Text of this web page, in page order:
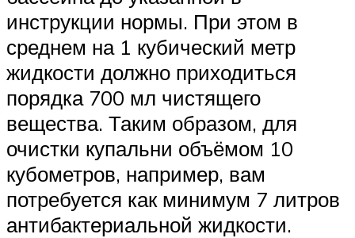
инструкции нормы. При этом в
среднем на 1 кубический метр
жидкости должно приходиться
порядка 700 мл чистящего
вещества. Таким образом, для
очистки купальни объёмом 10
кубометров, например, вам
потребуется как минимум 7 литров
антибактериальной жидкости.